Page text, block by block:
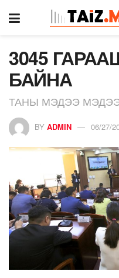
3045
БАЙНА
ТАНЫ МЭДЭЭ
BY ADMIN 06/27/